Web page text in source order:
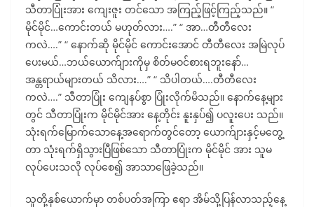
သီတာပြုံးအား ကျေးဇူး တင်သော အကြည့်ဖြင့်ကြည့်သည်။ “
မိုင်မိုင်…ကောင်းတယ် မဟုတ်လား….” “ အာ…တီတီလေး
ကလဲ….” “ နောက်ဆို မိုင်မိုင် ကောင်းအောင် တီတီလေး အမြဲလုပ်
ပေးမယ်…ဘယ်ယောက်ျားကိုမှ စိတ်မဝင်စားရဘူးနော်…
အန္တရာယ်များတယ် သိလား….” “ သိပါတယ်….တီတီလေး
ကလဲ….” သီတာပြုံး ကျေနပ်စွာ ပြုံးလိုက်မိသည်။ နောက်နေ့များ
တွင် သီတာပြုံးက မိုင်မိုင်အား နေ့တိုင်း နူးနှပ်၍ ပလူးပေး သည်။
သုံးရက်မြောက်သောနေ့အရောက်တွင်တော့ ယောက်ျားနှင့်မတွေ့
တာ သုံးရက်ရှိသွားပြီဖြစ်သော သီတာပြုံးက မိုင်မိုင် အား သူမ
လုပ်ပေးသလို လုပ်စေ၍ အာသာဖြေခဲ့သည်။
သူတို့နှစ်ယောက်မှာ တစ်ပတ်အကြာ ဧရာ အိမ်သို့ပြန်လာသည့်နေ့